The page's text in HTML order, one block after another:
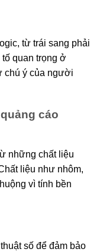
từ trái sang phải
quan trọng ở
chú ý của người
cáo
những chất liệu
liệu như nhôm,
vì tính bền
số để đảm bảo